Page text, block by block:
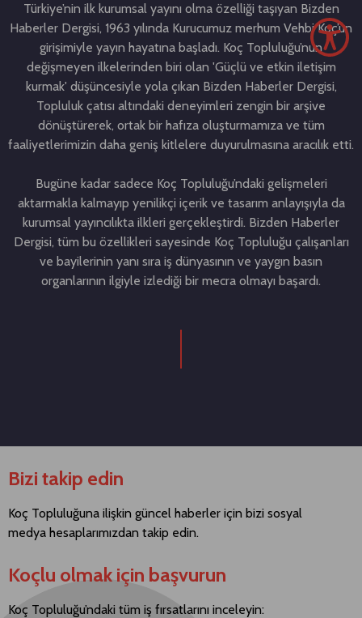
Türkiye’nin ilk kurumsal yayını olma özelliği taşıyan Bizden
Haberler Dergisi, 1963 yılında Kurucumuz merhum Vehbi Koç’un
girişimiyle yayın hayatına başladı. Koç Topluluğu’nun
değişmeyen ilkelerinden biri olan 'Güçlü ve etkin iletişim
kurmak' düşüncesiyle yola çıkan Bizden Haberler Dergisi,
Topluluk çatısı altındaki deneyimleri zengin bir arşive
dönüştürerek, ortak bir hafıza oluşturmamıza ve tüm
faaliyetlerimizin daha geniş kitlelere duyurulmasına aracılık etti.
Bugüne kadar sadece Koç Topluluğu’ndaki gelişmeleri
aktarmakla kalmayıp yenilikçi içerik ve tasarım anlayışıyla da
kurumsal yayıncılıkta ilkleri gerçekleştirdi. Bizden Haberler
Dergisi, tüm bu özellikleri sayesinde Koç Topluluğu çalışanları
ve bayilerinin yanı sıra iş dünyasının ve yaygın basın
organlarının ilgiyle izlediği bir mecra olmayı başardı.
Bizi takip edin
Koç Topluluğuna ilişkin güncel haberler için bizi sosyal
medya hesaplarımızdan takip edin.
Koçlu olmak için başvurun
Koç Topluluğu’ndaki tüm iş fırsatlarını inceleyin: